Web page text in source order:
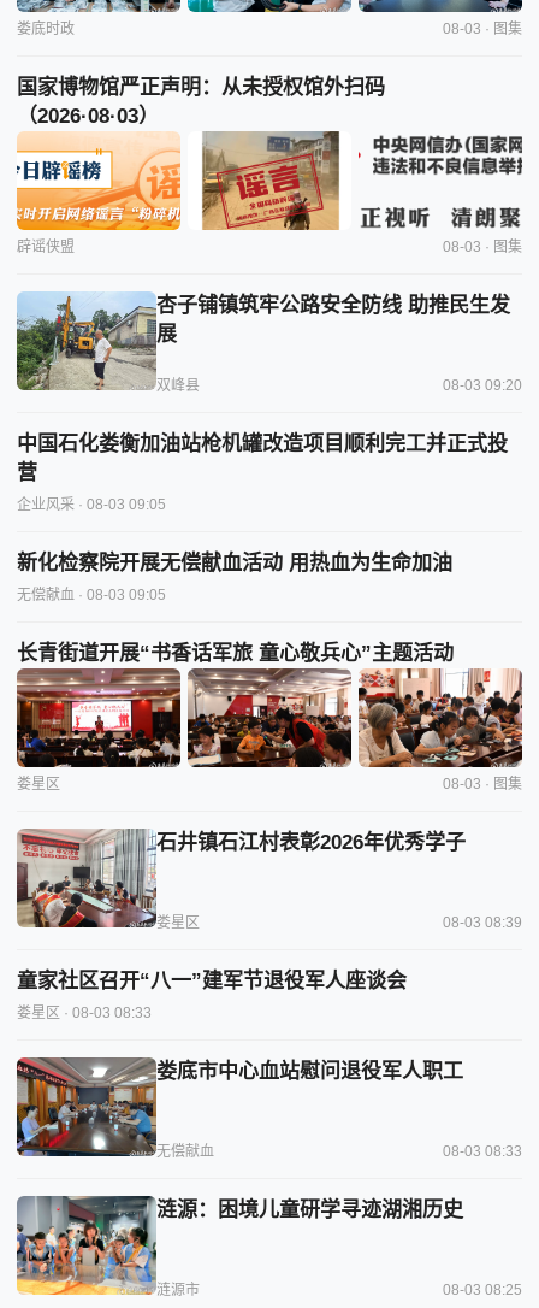
娄底时政 08-03 · 图集
国家博物馆严正声明：从未授权馆外扫码
（2026·08·03）
辟谣侠盟 08-03 · 图集
杏子铺镇筑牢公路安全防线 助推民生发
展
双峰县 08-03 09:20
中国石化娄衡加油站枪机罐改造项目顺利完工并正式投
营
企业风采 · 08-03 09:05
新化检察院开展无偿献血活动 用热血为生命加油
无偿献血 · 08-03 09:05
长青街道开展“书香话军旅 童心敬兵心”主题活动
娄星区 08-03 · 图集
石井镇石江村表彰2026年优秀学子
娄星区 08-03 08:39
童家社区召开“八一”建军节退役军人座谈会
娄星区 · 08-03 08:33
娄底市中心血站慰问退役军人职工
无偿献血 08-03 08:33
涟源：困境儿童研学寻迹湖湘历史
涟源市 08-03 08:25